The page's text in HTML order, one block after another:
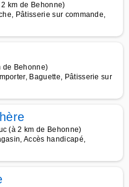
km de Behonne)
Pâtisserie sur commande,
de Behonne)
Baguette, Pâtisserie sur
(à 2 km de Behonne)
Accès handicapé,